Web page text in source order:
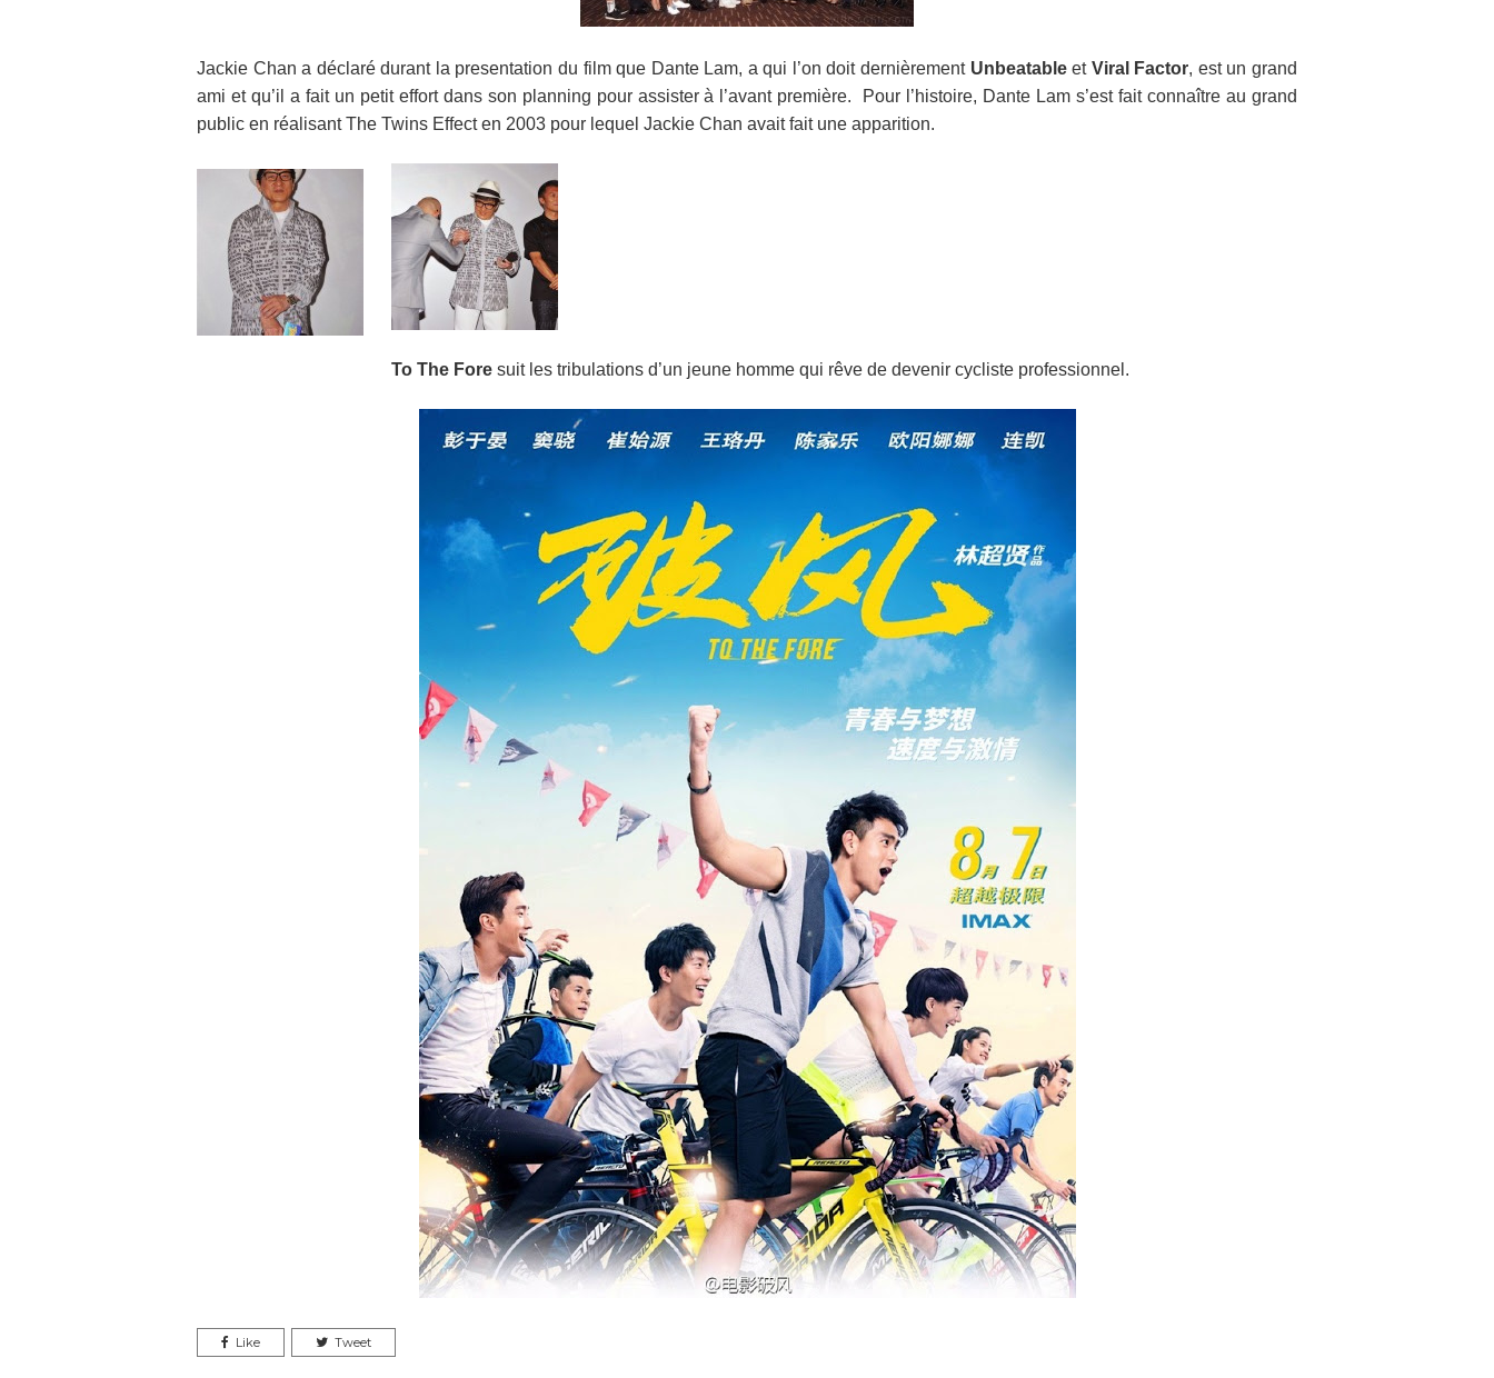
Jackie Chan a déclaré durant la presentation du film que Dante Lam, a qui l’on doit dernièrement Unbeatableet Viral Factor, est un grand
ami et qu’il a fait un petit effort dans son planning pour assister à l’avant première. Pour l’histoire, Dante Lam s’est fait connaître au grand
public en réalisant The Twins Effect en 2003 pour lequel Jackie Chan avait fait une apparition.
To The Foresuit les tribulations d’un jeune homme qui rêve de devenir cycliste professionnel.
Like Tweet